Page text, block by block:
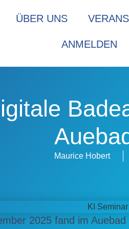
ÜBER UNS
ANMELDEN
Maurice Hobert
2025 fand im